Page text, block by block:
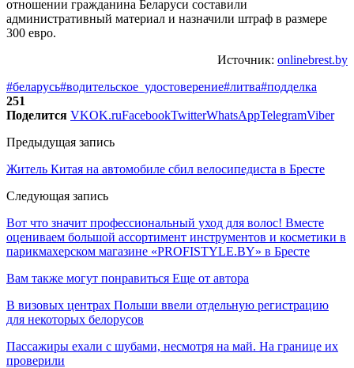
отношении гражданина Беларуси составили
административный материал и назначили штраф в размере
300 евро.
Источник: onlinebrest.by
#беларусь#водительское_удостоверение#литва#подделка
251
Поделится VKOK.ruFacebookTwitterWhatsAppTelegramViber
Предыдущая запись
Житель Китая на автомобиле сбил велосипедиста в Бресте
Следующая запись
Вот что значит профессиональный уход для волос! Вместе
оцениваем большой ассортимент инструментов и косметики в
парикмахерском магазине «PROFISTYLE.BY» в Бресте
Вам также могут понравиться Еще от автора
В визовых центрах Польши ввели отдельную регистрацию
для некоторых белорусов
Пассажиры ехали с шубами, несмотря на май. На границе их
проверили